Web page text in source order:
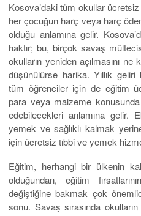
Kosova’daki tüm okullar
her çocuğun harç veya harç
olduğu anlamına gelir.
haktır; bu, birçok savaş
okulların yeniden açılmasını
düşünülürse harika. Yıllık
tüm öğrenciler için de eğitim
para veya malzeme
edebilecekleri anlamına gelir.
yemek ve sağlıklı kalmak
için ücretsiz tıbbi ve yemek
Eğitim, herhangi bir ülkenin
olduğundan, eğitim
değiştiğine bakmak çok
sonu. Savaş sırasında